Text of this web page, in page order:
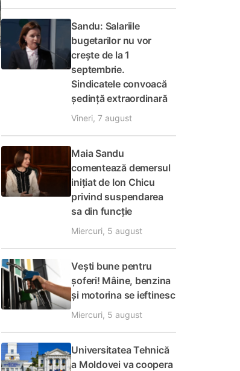
Sandu: Salariile
bugetarilor nu vor
crește de la 1
septembrie.
Sindicatele convoacă
ședință extraordinară
Vineri, 7 august
Maia Sandu
comentează demersul
inițiat de Ion Chicu
privind suspendarea
sa din funcție
Miercuri, 5 august
Vești bune pentru
șoferi! Mâine, benzina
și motorina se ieftinesc
Miercuri, 5 august
Universitatea Tehnică
a Moldovei va coopera